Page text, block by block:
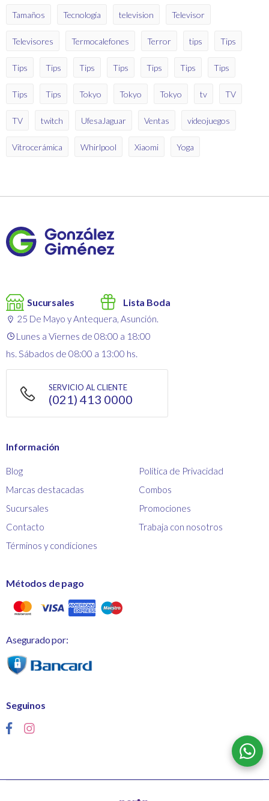
Tamaños Tecnología television Televisor
Televisores Termocalefones Terror tips Tips
Tips Tips Tips Tips Tips Tips Tips
Tips Tips Tokyo Tokyo Tokyo tv TV
TV twitch UfesaJaguar Ventas videojuegos
Vitrocerámica Whirlpool Xiaomi Yoga
Sucursales Lista Boda
25 De Mayo y Antequera, Asunción.
Lunes a Viernes de 08:00 a 18:00
hs. Sábados de 08:00 a 13:00 hs.
SERVICIO AL CLIENTE
(021) 413 0000
Información
Blog
Marcas destacadas
Sucursales
Contacto
Términos y condiciones
Política de Privacidad
Combos
Promociones
Trabaja con nosotros
Métodos de pago
Asegurado por:
Seguinos